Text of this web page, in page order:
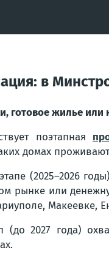
в
готовое жилье
поэтапная
домах
(2025–2026
рынке или
Макеевке,
(до 2027 года)